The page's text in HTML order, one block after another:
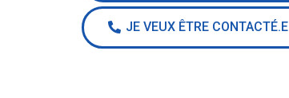
JE VEUX ÊTRE CONTACTÉ.E